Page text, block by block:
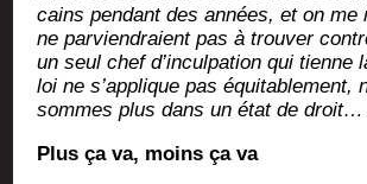
cains pen­dant des années, et on me
ne par­vien­draient pas à trou­ver
un seul chef d’inculpation qui tienne
loi ne s’applique pas équi­ta­ble­ment,
sommes plus dans un état de droit…
Plus ça va, moins ça va